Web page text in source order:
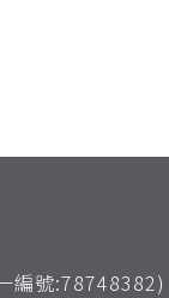
編號:78748382)